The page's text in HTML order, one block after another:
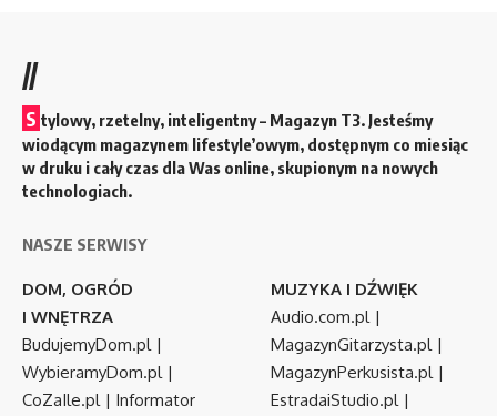
//
S tylowy, rzetelny, inteligentny – Magazyn T3. Jesteśmy
wiodącym magazynem lifestyle’owym, dostępnym co miesiąc
w druku i cały czas dla Was online, skupionym na nowych
technologiach.
NASZE SERWISY
DOM, OGRÓD
I WNĘTRZA
BudujemyDom.pl|
WybieramyDom.pl|
CoZaIle.pl| Informator
MUZYKA I DŹWIĘK
Audio.com.pl|
MagazynGitarzysta.pl|
MagazynPerkusista.pl|
EstradaiStudio.pl|